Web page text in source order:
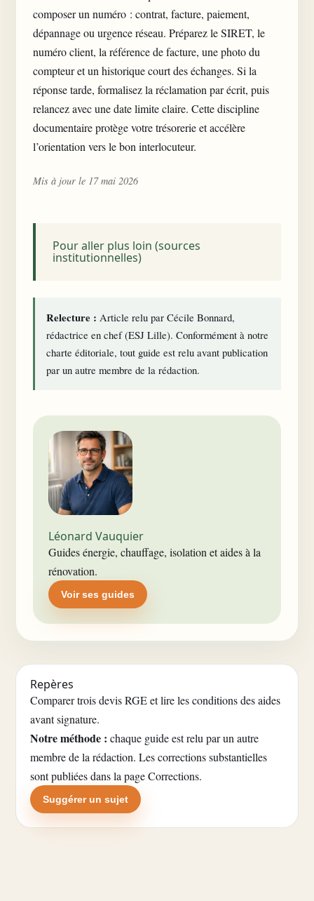
composer un numéro : contrat, facture, paiement,
dépannage ou urgence réseau. Préparez le SIRET, le
numéro client, la référence de facture, une photo du
compteur et un historique court des échanges. Si la
réponse tarde, formalisez la réclamation par écrit, puis
relancez avec une date limite claire. Cette discipline
documentaire protège votre trésorerie et accélère
l’orientation vers le bon interlocuteur.
Mis à jour le 17 mai 2026
Pour aller plus loin (sources
institutionnelles)
Relecture : Article relu par Cécile Bonnard,
rédactrice en chef (ESJ Lille). Conformément à notre
charte éditoriale, tout guide est relu avant publication
par un autre membre de la rédaction.
Léonard Vauquier
Guides énergie, chauffage, isolation et aides à la
rénovation.
Voir ses guides
Repères
Comparer trois devis RGE et lire les conditions des aides
avant signature.
Notre méthode : chaque guide est relu par un autre
membre de la rédaction. Les corrections substantielles
sont publiées dans la page Corrections.
Suggérer un sujet